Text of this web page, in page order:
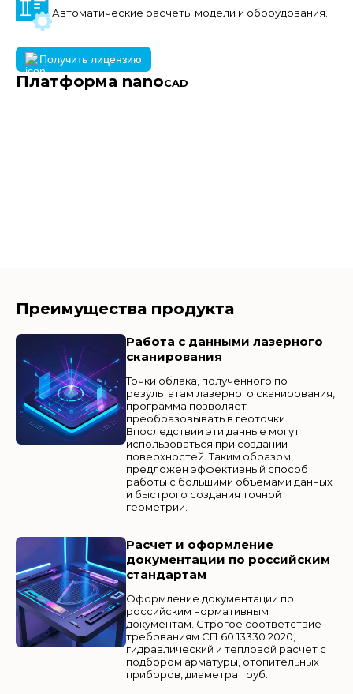
Автоматические расчеты модели и оборудования.
Получить лицензию
Платформа nanoCAD
Преимущества продукта
Работа с данными лазерного
сканирования
Точки облака, полученного по
результатам лазерного сканирования,
программа позволяет
преобразовывать в геоточки.
Впоследствии эти данные могут
использоваться при создании
поверхностей. Таким образом,
предложен эффективный способ
работы с большими объемами данных
и быстрого создания точной
геометрии.
Расчет и оформление
документации по российским
стандартам
Оформление документации по
российским нормативным
документам. Строгое соответствие
требованиям СП 60.13330.2020,
гидравлический и тепловой расчет с
подбором арматуры, отопительных
приборов, диаметра труб.